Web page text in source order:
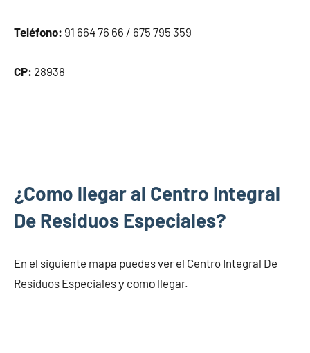
Teléfono: 91 664 76 66 / 675 795 359
CP: 28938
¿Como llegar al Centro Integral
De Residuos Especiales?
En el siguiente mapa puedes ver el Centro Integral De
Residuos Especiales у cοmο llegar.